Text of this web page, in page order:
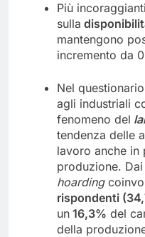
Più
sulla
mantengono
incremento da
Nel
agli industriali
fenomeno del
tendenza delle
lavoro anche in
produzione.
hoarding
rispondenti
un 16,3% del
della